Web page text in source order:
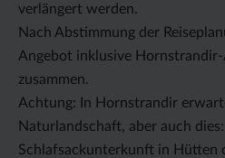
verlängert werden.
Nach Abstimmung der
Angebot inklusive
zusammen.
Achtung: In Hornstrandir
Naturlandschaft, aber auch
Schlafsackunterkunft in Hütten